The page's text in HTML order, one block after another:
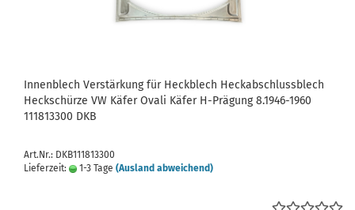
Innenblech Verstärkung für Heckblech Heckabschlussblech
Heckschürze VW Käfer Ovali Käfer H-Prägung 8.1946-1960
111813300 DKB
Art.Nr.: DKB111813300
Lieferzeit:
1-3 Tage (Ausland abweichend)